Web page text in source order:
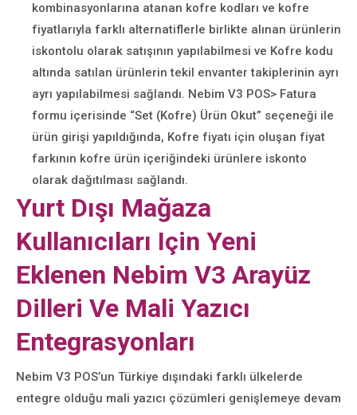
kombinasyonlarına atanan kofre kodları ve kofre
fiyatlarıyla farklı alternatiflerle birlikte alınan ürünlerin
iskontolu olarak satışının yapılabilmesi ve Kofre kodu
altında satılan ürünlerin tekil envanter takiplerinin ayrı
ayrı yapılabilmesi sağlandı. Nebim V3 POS> Fatura
formu içerisinde “Set (Kofre) Ürün Okut” seçeneği ile
ürün girişi yapıldığında, Kofre fiyatı için oluşan fiyat
farkının kofre ürün içeriğindeki ürünlere iskonto
olarak dağıtılması sağlandı.
Yurt Dışı Mağaza
Kullanıcıları Için Yeni
Eklenen Nebim V3 Arayüz
Dilleri Ve Mali Yazıcı
Entegrasyonları
Nebim V3 POS’un Türkiye dışındaki farklı ülkelerde
entegre olduğu mali yazıcı çözümleri genişlemeye devam